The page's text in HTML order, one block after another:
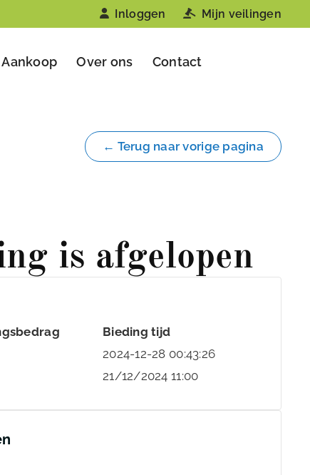
Inloggen Mijn veilingen
Aankoop Over ons Contact
← Terug naar vorige pagina
is afgelopen
Bieding tijd
2024-12-28 00:43:26
21/12/2024 11:00